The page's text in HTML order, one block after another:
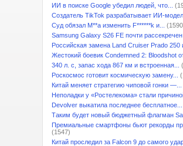
ИИ в поиске Google убедил людей, что...
Создатель TikTok разрабатывает ИИ-
Суд обязал M**a изменить F******k и...
Samsung Galaxy S26 FE почти рассекречен
Российская замена Land Cruiser Prado 250
Жестокий боевик Condemned 2: Bloodshot
340 л. с, запас хода 867 км и встроенная...
Роскосмос готовит космическую замену...
Китай меняет стратегию чиповой гонки —...
Неполадки у «Ростелекома» стали
Devolver выкатила последнее бесплатное...
Таким будет новый бюджетный флагман
Премиальные смартфоны бьют рекорды
(1547)
Китай проследил за Falcon 9 до самого